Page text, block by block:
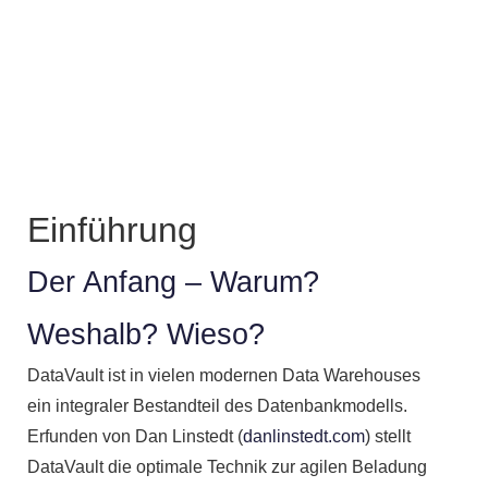
Einführung
Der Anfang – Warum?
Weshalb? Wieso?
DataVault ist in vielen modernen Data Warehouses
ein integraler Bestandteil des Datenbankmodells.
Erfunden von Dan Linstedt (danlinstedt.com) stellt
DataVault die optimale Technik zur agilen Beladung